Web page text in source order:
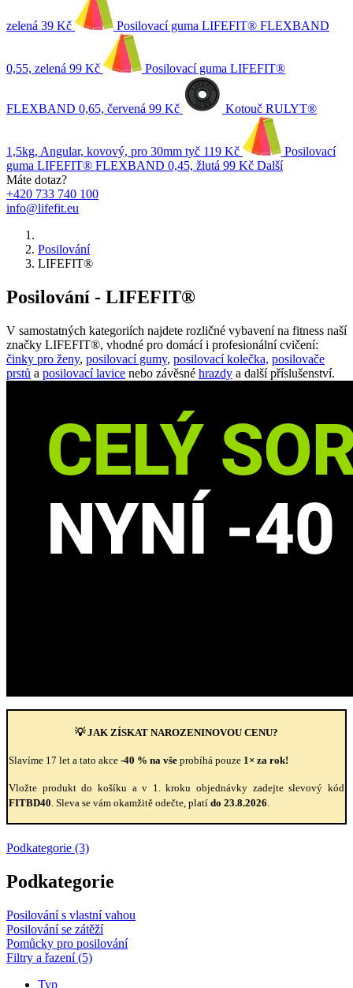
zelená 39 Kč Posilovací guma LIFEFIT® FLEXBAND
0,55, zelená 99 Kč Posilovací guma LIFEFIT®
FLEXBAND 0,65, červená 99 Kč Kotouč RULYT®
1,5kg, Angular, kovový, pro 30mm tyč 119 Kč
Posilovací
guma LIFEFIT® FLEXBAND 0,45, žlutá 99 Kč Další
Máte dotaz?
+420 733 740 100
info@lifefit.eu
Posilování
LIFEFIT®
Posilování - LIFEFIT®
V samostatných kategoriích najdete rozličné vybavení na fitness naší
značky LIFEFIT®, vhodné pro domácí i profesionální cvičení:
činky pro ženy, posilovací gumy, posilovací kolečka, posilovače
prstů a posilovací lavice nebo závěsné hrazdy a další příslušenství.
💡 JAK ZÍSKAT NAROZENINOVOU CENU?
Slavíme 17 let a tato akce -40 % na vše probíhá pouze 1× za rok!
Vložte produkt do košíku a v 1. kroku objednávky zadejte slevový kód
FITBD40 . Sleva se vám okamžitě odečte, platí do 23.8.2026
Podkategorie (3)
Podkategorie
Posilování s vlastní vahou
Posilování se zátěží
Pomůcky pro posilování
Filtry a řazení (5)
Typ